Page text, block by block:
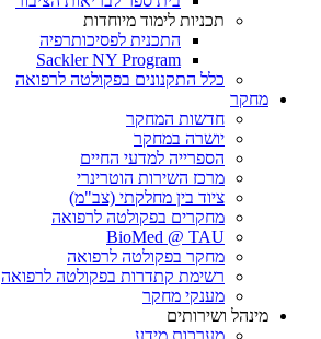
תכניות לימוד מיוחדות
התכנית לפסיכותרפיה
Sackler NY Program
כלל התקנונים בפקולטה לרפואה
מחקר
חדשות המחקר
יושרה במחקר
הספרייה למדעי החיים
מרכז השירות הוטרינרי
ציוד בין מחלקתי (צב"מ)
מחקרים בפקולטה לרפואה
BioMed @ TAU
מחקר בפקולטה לרפואה
רשימת קתדרות בפקולטה לרפואה
מענקי מחקר
מינהל ושירותים
מערכות מידע